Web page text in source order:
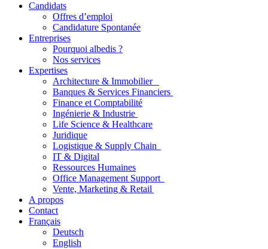
Candidats
Offres d’emploi
Candidature Spontanée
Entreprises
Pourquoi albedis ?
Nos services
Expertises
Architecture & Immobilier
Banques & Services Financiers
Finance et Comptabilité
Ingénierie & Industrie
Life Science & Healthcare
Juridique
Logistique & Supply Chain
IT & Digital
Ressources Humaines
Office Management Support
Vente, Marketing & Retail
A propos
Contact
Français
Deutsch
English